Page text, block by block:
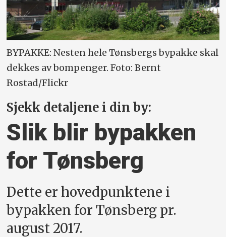
BYPAKKE: Nesten hele Tønsbergs bypakke skal
dekkes av bompenger. Foto: Bernt
Rostad/Flickr
Sjekk detaljene i din by:
Slik blir bypakken
for Tønsberg
Dette er hovedpunktene i
bypakken for Tønsberg pr.
august 2017.